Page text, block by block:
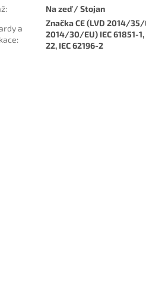
:
Na zeď / Stojan
a
:
Značka CE (LVD 2014/35/
2014/30/EU) IEC 61851-1,
22, IEC 62196-2